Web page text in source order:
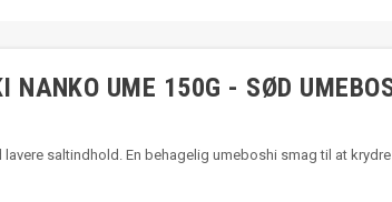
NANKO UME 150G - SØD
saltindhold. En behagelig umeboshi smag til at